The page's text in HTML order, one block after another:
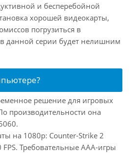
и бесперебойной
хорошей видеокарты,
погрузиться в
данной серии будет нелишним
решение для игровых
производительности она
на 1080p: Counter-Strike 2
Требовательные AAA-игры